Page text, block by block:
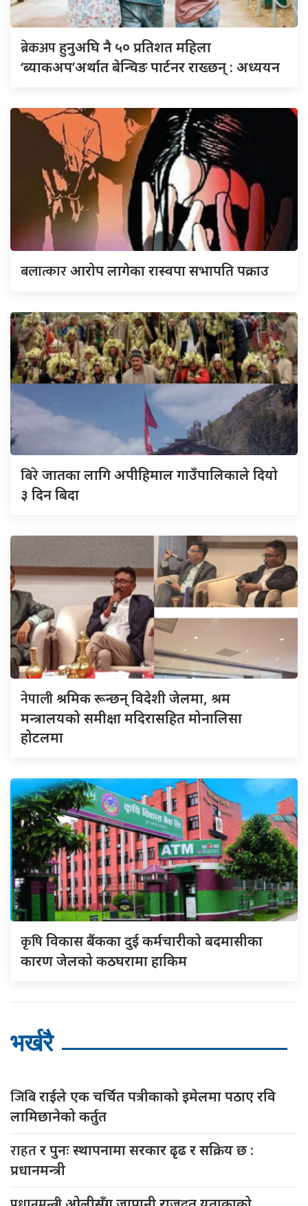
ब्रेकअपहुनुअघि नै ५० प्रतिशत महिला
‘ब्याकअप’अर्थात बेन्चिङ पार्टनर राख्छन् : अध्ययन
बलात्कारआरोप लागेका रास्वपा सभापति पक्राउ
बिरेजातका लागि अपीहिमाल गाउँपालिकाले दियो
३ दिन बिदा
नेपालीश्रमिक रून्छन् विदेशी जेलमा, श्रम
मन्त्रालयको समीक्षा मदिरासहित मोनालिसा
होटलमा
कृषिविकास बैंकका दुई कर्मचारीकाे बदमासीका
कारण जेलको कठघरामा हाकिम
भर्खरै
जिबिराईले एक चर्चित पत्रीकाको इमेलमा पठाए रवि
लामिछानेको कर्तुत
राहतर पुनः स्थापनामा सरकार ढृढ र सक्रिय छ :
प्रधानमन्त्री